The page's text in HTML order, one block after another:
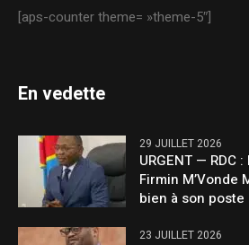
[aps-counter theme= »theme-5″]
En vedette
29 JUILLET 2026
URGENT — RDC
Firmin M’Vonde
bien à son poste
23 JUILLET 2026